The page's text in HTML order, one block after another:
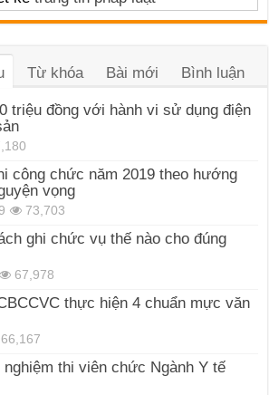
Từ khóa Bài mới Bình luận
triệu đồng với hành vi sử dụng điện
công chức năm 2019 theo hướng
vọng
73,703
ghi chức vụ thế nào cho đúng
67,978
thực hiện 4 chuẩn mực văn
66,167
thi viên chức Ngành Y tế